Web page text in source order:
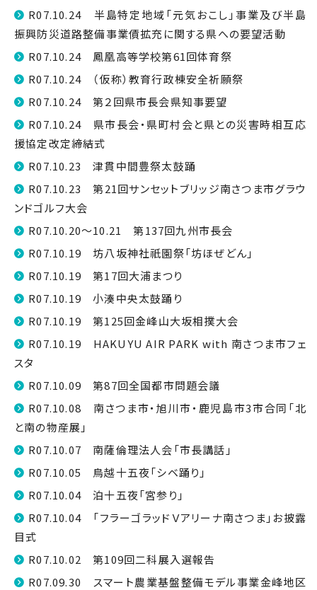
R07.10.24 半島特定地域「元気おこし」事業及び半島
振興防災道路整備事業債拡充に関する県への要望活動
R07.10.24 鳳凰高等学校第61回体育祭
R07.10.24 （仮称）教育行政棟安全祈願祭
R07.10.24 第２回県市長会県知事要望
R07.10.24 県市長会・県町村会と県との災害時相互応
援協定改定締結式
R07.10.23 津貫中間豊祭太鼓踊
R07.10.23 第21回サンセットブリッジ南さつま市グラウ
ンドゴルフ大会
R07.10.20～10.21 第137回九州市長会
R07.10.19 坊八坂神社祇園祭「坊ほぜどん」
R07.10.19 第17回大浦まつり
R07.10.19 小湊中央太鼓踊り
R07.10.19 第125回金峰山大坂相撲大会
R07.10.19 HAKUYU AIR PARK with 南さつま市フェ
スタ
R07.10.09 第87回全国都市問題会議
R07.10.08 南さつま市・旭川市・鹿児島市3市合同「北
と南の物産展」
R07.10.07 南薩倫理法人会「市長講話」
R07.10.05 鳥越十五夜「シベ踊り」
R07.10.04 泊十五夜「宮参り」
R07.10.04 「フラーゴラッドＶアリーナ南さつま」お披露
目式
R07.10.02 第109回二科展入選報告
R07.09.30 スマート農業基盤整備モデル事業金峰地区